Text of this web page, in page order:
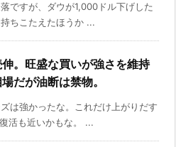
ですが、ダウが1,000ドル下げした
ちこたえたほうか ...
。旺盛な買いが強さを維持
だが油断は禁物。
は強かったな。これだけ上がりだす
活も近いかもな。 ...